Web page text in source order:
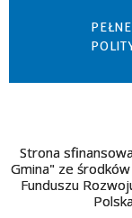
Strona
Gmina" ze
Funduszu